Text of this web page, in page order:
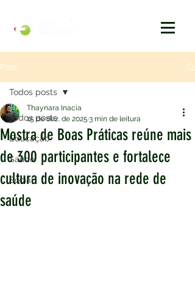
Post
Todos posts
Educação
Saúde
Social
Todos posts
Mostra de Boas Práticas reúne mais
de 300 participantes e fortalece
cultura de inovação na rede de
saúde
Thaynara Inacia
15 de dez. de 2025 3 min de leitura